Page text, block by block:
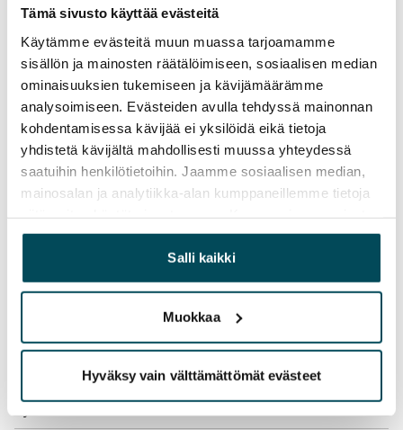
Tämä sivusto käyttää evästeitä
Käytämme evästeitä muun muassa tarjoamamme
sisällön ja mainosten räätälöimiseen, sosiaalisen median
ominaisuuksien tukemiseen ja kävijämäärämme
analysoimiseen. Evästeiden avulla tehdyssä mainonnan
kohdentamisessa kävijää ei yksilöidä eikä tietoja
yhdistetä kävijältä mahdollisesti muussa yhteydessä
saatuihin henkilötietoihin. Jaamme sosiaalisen median,
mainosalan ja analytiikka-alan kumppaneillemme tietoja
yhdistää näitä tietoja muihin tietoihin, joita olet antanut
heille tai joita on kerätty, kun olet käyttänyt heidän
palvelujaan.
Salli kaikki
Muokkaa
Hyväksy vain välttämättömät evästeet
0 €, (yrityksille min. 1 kk vuokra)
Kotivakuutus
Pakollinen, ei sisälly vuokraan
Vesimaksu
27 €/hlö/kk
Sähkömaksu
Vuokralainen solmii itse sähkösopimuksen.
Laajakaista
Vuokraan sisältyy 50 M laajakaistaliittymä. Voit hankkia
lisänopeutta etuhintaan ottamalla yhteyttä
operaattoriin Telia.
Lemmikit sallittu
Kyllä